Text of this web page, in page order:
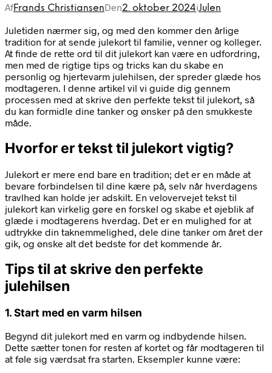
AfFrands ChristiansenDen2. oktober 2024iJulen
Juletiden nærmer sig, og med den kommer den årlige
tradition for at sende julekort til familie, venner og kolleger.
At finde de rette ord til dit julekort kan være en udfordring,
men med de rigtige tips og tricks kan du skabe en
personlig og hjertevarm julehilsen, der spreder glæde hos
modtageren. I denne artikel vil vi guide dig gennem
processen med at skrive den perfekte tekst til julekort, så
du kan formidle dine tanker og ønsker på den smukkeste
måde.
Hvorfor er tekst til julekort vigtig?
Julekort er mere end bare en tradition; det er en måde at
bevare forbindelsen til dine kære på, selv når hverdagens
travlhed kan holde jer adskilt. En velovervejet tekst til
julekort kan virkelig gøre en forskel og skabe et øjeblik af
glæde i modtagerens hverdag. Det er en mulighed for at
udtrykke din taknemmelighed, dele dine tanker om året der
gik, og ønske alt det bedste for det kommende år.
Tips til at skrive den perfekte
julehilsen
1. Start med en varm hilsen
Begynd dit julekort med en varm og indbydende hilsen.
Dette sætter tonen for resten af kortet og får modtageren til
at føle sig værdsat fra starten. Eksempler kunne være: